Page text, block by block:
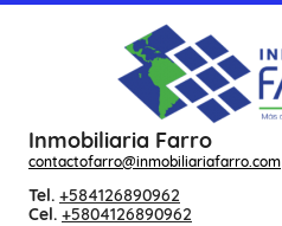
Inmobiliaria Farro
contactofarro@inmobiliariafarro.com
Tel. +584126890962
Cel. +5804126890962